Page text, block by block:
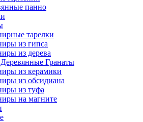
панно
тарелки
из гипса
из дерева
Деревянные Гранаты
из керамики
из обсидиана
из туфа
на магните